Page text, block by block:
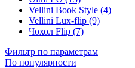
Vellini Book Style (4)
Vellini Lux-flip (9)
Чохол Flip (7)
Фильтр по параметрам
По популярности